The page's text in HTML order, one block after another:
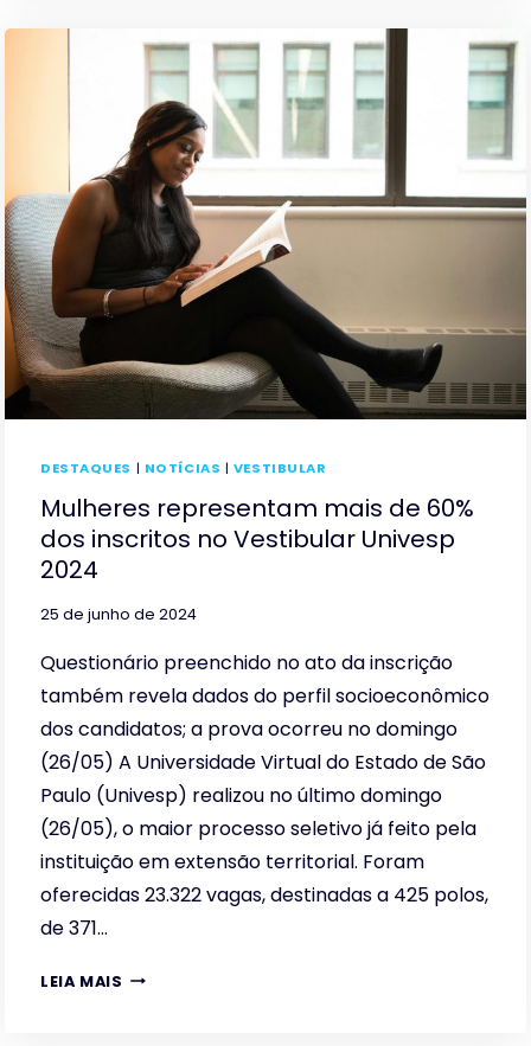
DESTAQUES | NOTÍCIAS | VESTIBULAR
Mulheres representam mais de 60%
dos inscritos no Vestibular Univesp
2024
25 de junho de 2024
Questionário preenchido no ato da inscrição
também revela dados do perfil socioeconômico
dos candidatos; a prova ocorreu no domingo
(26/05) A Universidade Virtual do Estado de São
Paulo (Univesp) realizou no último domingo
(26/05), o maior processo seletivo já feito pela
instituição em extensão territorial. Foram
oferecidas 23.322 vagas, destinadas a 425 polos,
de 371…
LEIA MAIS MULHERES